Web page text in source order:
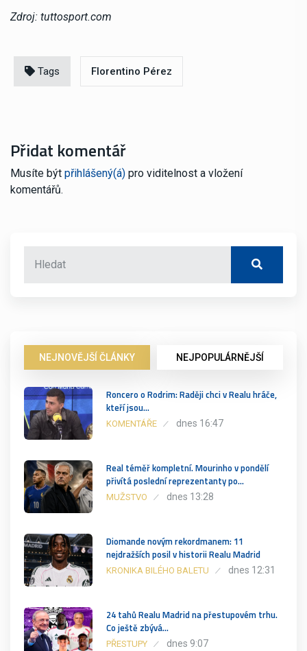
Zdroj: tuttosport.com
Tags Florentino Pérez
Přidat komentář
Musíte být přihlášený(á) pro viditelnost a vložení
komentářů.
NEJNOVĚJŠÍ ČLÁNKY NEJPOPULÁRNĚJŠÍ
Roncero o Rodrim: Raději chci v Realu hráče,
kteří jsou…
KOMENTÁŘE dnes 16:47
Real téměř kompletní. Mourinho v pondělí
přivítá poslední reprezentanty po…
MUŽSTVO dnes 13:28
Diomande novým rekordmanem: 11
nejdražších posil v historii Realu Madrid
KRONIKA BILÉHO BALETU dnes 12:31
24 tahů Realu Madrid na přestupovém trhu.
Co ještě zbývá…
PŘESTUPY dnes 9:07